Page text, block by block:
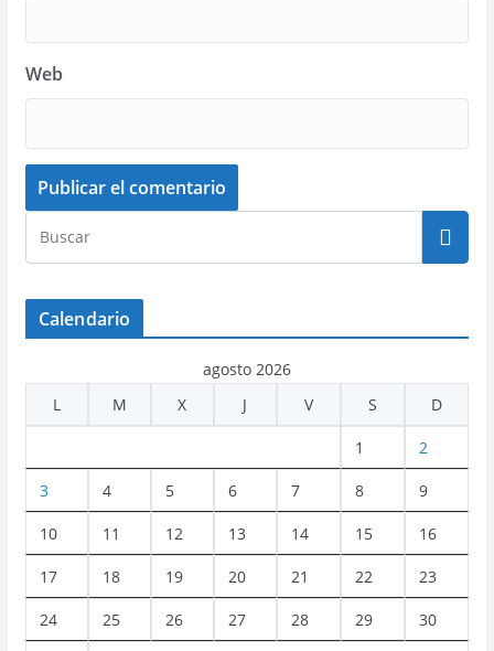
Web
Calendario
agosto 2026
L
M X J V S D
1 2
3 4 5 6 7 8 9
10 11 12 13 14 15 16
17 18 19 20 21 22 23
24 25 26 27 28 29 30